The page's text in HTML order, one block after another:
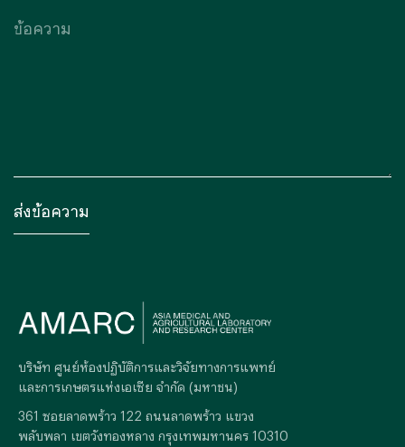
บริษัท ศูนย์ห้องปฏิบัติการและวิจัยทางการแพทย์
และการเกษตรแห่งเอเซีย จำกัด (มหาชน)
361 ซอยลาดพร้าว 122 ถนนลาดพร้าว แขวง
พลับพลา เขตวังทองหลาง กรุงเทพมหานคร 10310